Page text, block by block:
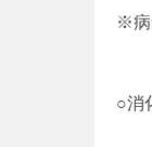
※病
○消